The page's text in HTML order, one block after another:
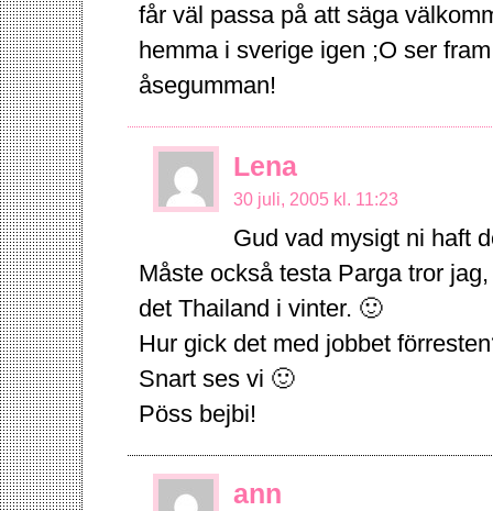
får väl passa på att säga
hemma i sverige igen ;O ser
åsegumman!
Lena
30 juli, 2005 kl. 11:23
Gud vad mysigt ni haft
Måste också testa Parga tror
det Thailand i vinter. 🙂
Hur gick det med jobbet
Snart ses vi 🙂
Pöss bejbi!
ann